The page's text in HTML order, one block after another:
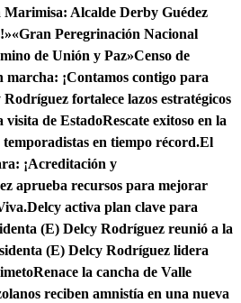
Alcalde Derby Guédez
«Gran Peregrinación Nacional
de Unión y Paz»Censo de
marcha: ¡Contamos contigo para
Rodríguez fortalece lazos estratégicos
visita de EstadoRescate exitoso en la
en tiempo récord.El
¡Acreditación y
aprueba recursos para mejorar
Delcy activa plan clave para
(E) Delcy Rodríguez reunió a la
(E) Delcy Rodríguez lidera
Renace la cancha de Valle
reciben amnistía en una nueva